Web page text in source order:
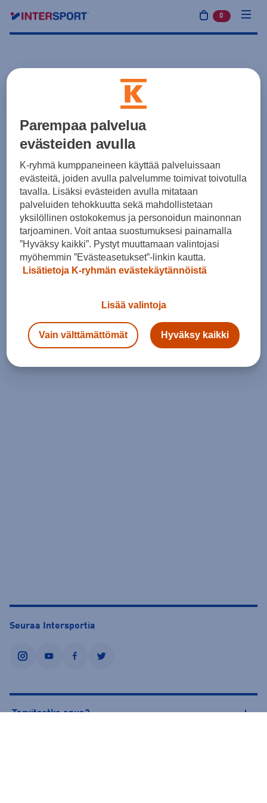
0 tuotetta
Seuraa Intersportia
instagramyoutubefacebooktwitter
Tarvitsetko apua?
Parempaa palvelua
evästeiden avulla
K-ryhmä kumppaneineen käyttää palveluissaan
evästeitä, joiden avulla palvelumme toimivat toivotulla
tavalla. Lisäksi evästeiden avulla mitataan
palveluiden tehokkuutta sekä mahdollistetaan
yksilöllinen ostokokemus ja personoidun mainonnan
tarjoaminen. Voit antaa suostumuksesi painamalla
”Hyväksy kaikki”. Pystyt muuttamaan valintojasi
myöhemmin ”Evästeasetukset”-linkin kautta.
Lisätietoja K-ryhmän evästekäytännöistä
Lisää valintoja
Vain välttämättömät Hyväksy kaikki